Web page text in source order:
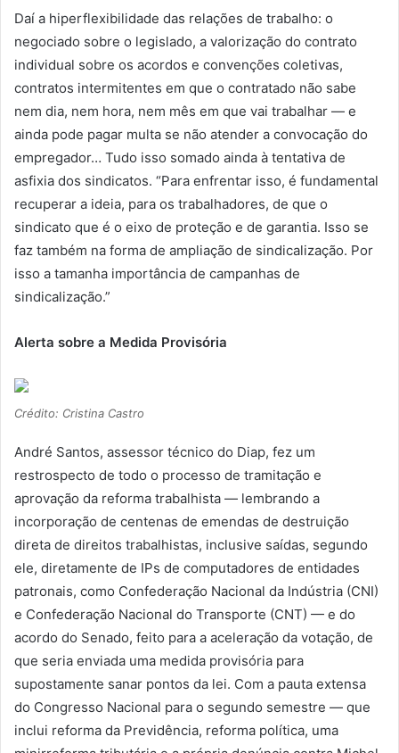
Daí a hiperflexibilidade das relações de trabalho: o
negociado sobre o legislado, a valorização do contrato
individual sobre os acordos e convenções coletivas,
contratos intermitentes em que o contratado não sabe
nem dia, nem hora, nem mês em que vai trabalhar — e
ainda pode pagar multa se não atender a convocação do
empregador… Tudo isso somado ainda à tentativa de
asfixia dos sindicatos. “Para enfrentar isso, é fundamental
recuperar a ideia, para os trabalhadores, de que o
sindicato que é o eixo de proteção e de garantia. Isso se
faz também na forma de ampliação de sindicalização. Por
isso a tamanha importância de campanhas de
sindicalização.”
Alerta sobre a Medida Provisória
Crédito: Cristina Castro
André Santos, assessor técnico do Diap, fez um
restrospecto de todo o processo de tramitação e
aprovação da reforma trabalhista — lembrando a
incorporação de centenas de emendas de destruição
direta de direitos trabalhistas, inclusive saídas, segundo
ele, diretamente de IPs de computadores de entidades
patronais, como Confederação Nacional da Indústria (CNI)
e Confederação Nacional do Transporte (CNT) — e do
acordo do Senado, feito para a aceleração da votação, de
que seria enviada uma medida provisória para
supostamente sanar pontos da lei. Com a pauta extensa
do Congresso Nacional para o segundo semestre — que
inclui reforma da Previdência, reforma política, uma